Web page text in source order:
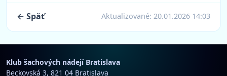
← Späť Aktualizované: 20.01.2026 14:03
Klub šachových nádejí Bratislava
Beckovská 3, 821 04 Bratislava